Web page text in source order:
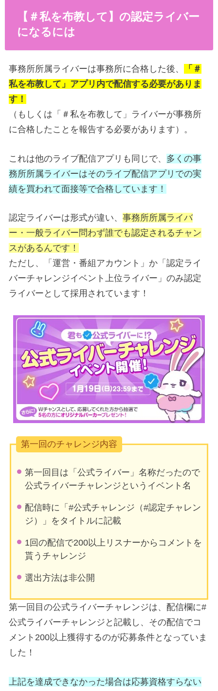
【＃私を布教して】の認定ライバー
になるには
事務所所属ライバーは事務所に合格した後、
「＃
私を布教して」アプリ内で配信する必要がありま
す！
（もしくは「＃私を布教して」ライバーが事務所
に合格したことを報告する必要があります）。
これは他のライブ配信アプリも同じで、 多くの事
務所所属ライバーはそのライブ配信アプリでの実
績を買われて面接等で合格しています！
認定ライバーは形式が違い、 事務所所属ライバ
ー・一般ライバー問わず誰でも認定されるチャン
スがあるんです！
ただし、「運営・番組アカウント」か「認定ライ
バーチャレンジイベント上位ライバー」のみ認定
ライバーとして採用されています！
第一回のチャレンジ内容
第一回目は「公式ライバー」名称だったので
公式ライバーチャレンジというイベント名
配信時に「#公式チャレンジ（#認定チャレン
ジ）」をタイトルに記載
1回の配信で200以上リスナーからコメントを
貰うチャレンジ
選出方法は非公開
第一回目の公式ライバーチャレンジは、配信欄に#
公式ライバーチャレンジと記載し、その配信でコ
メント200以上獲得するのが応募条件となっていま
した！
上記を達成できなかった場合は応募資格すらない